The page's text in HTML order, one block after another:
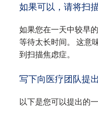
如果可以，请将扫
如果您在一天中较早
等待太长时间。 这意
到扫描焦虑症。
写下向医疗团队提
以下是您可以提出的